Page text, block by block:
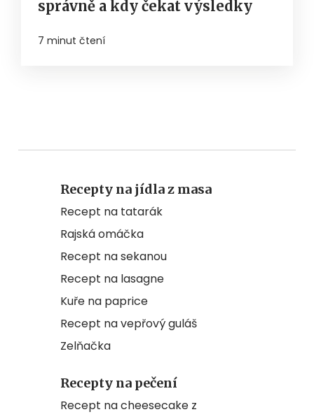
správně a kdy čekat výsledky
7 minut čtení
Recepty na jídla z masa
Recept na tatarák
Rajská omáčka
Recept na sekanou
Recept na lasagne
Kuře na paprice
Recept na vepřový guláš
Zelňačka
Recepty na pečení
Recept na cheesecake z